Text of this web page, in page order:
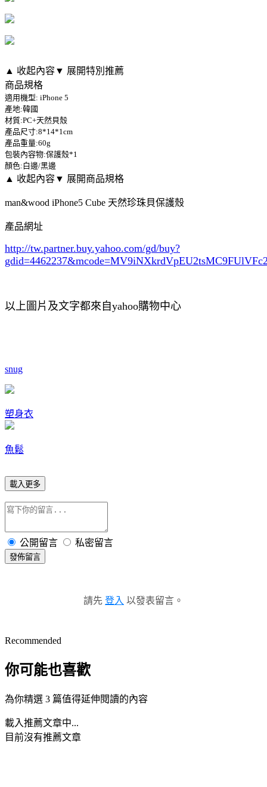
▲ 收起內容▼ 展開特別推薦
商品規格
適用機型: iPhone 5
產地:韓國
材質:PC+天然貝殼
產品尺寸:8*14*1cm
產品重量:60g
包裝內容物:保護殼*1
顏色:白邊/黑邊
▲ 收起內容▼ 展開商品規格
man&wood iPhone5 Cube 天然珍珠貝保護殼
產品網址
http://tw.partner.buy.yahoo.com/gd/buy?
gdid=4462237
以上圖片及文字都來自yahoo購物中心
snug
塑身衣
魚鬆
載入更多
公開留言 私密留言
發佈留言
請先 登入 以發表留言。
Recommended
你可能也喜歡
為你精選 3 篇值得延伸閱讀的內容
載入推薦文章中...
目前沒有推薦文章